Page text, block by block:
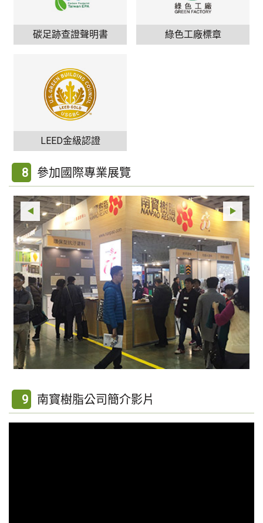
碳足跡查證聲明書 綠色工廠標章
LEED金級認證
8 參加國際專業展覽
9 南寳樹脂公司簡介影片